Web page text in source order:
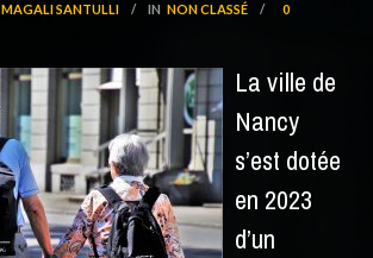
MAGALI SANTULLI / IN NON CLASSÉ /
0
La ville de
Nancy
s’est dotée
en 2023
d’un